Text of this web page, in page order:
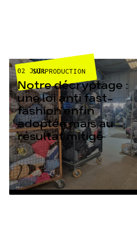
SURPRODUCTION
02 JUIL
Notre décryptage :
une loi anti fast-
fashion enfin
adoptée mais au
résultat mitigé